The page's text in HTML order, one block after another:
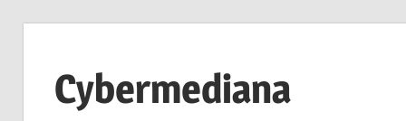
contentCybermediana